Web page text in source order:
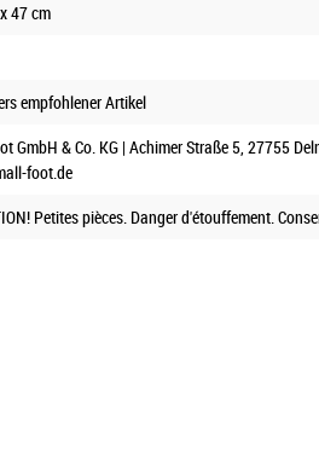
47 cm
empfohlener Artikel
GmbH & Co. KG | Achimer Straße 5, 27755
foot.de
Petites pièces. Danger d'étouffement.